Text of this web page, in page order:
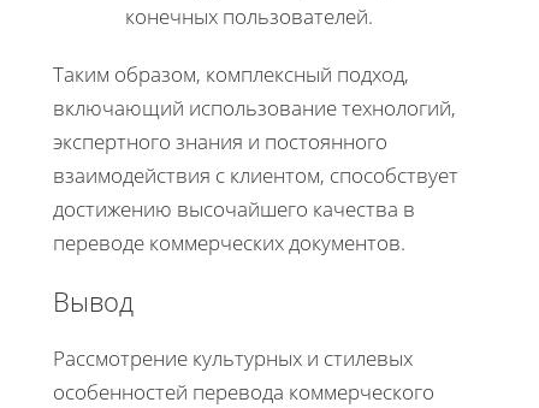
конечных пользователей.
Таким образом, комплексный подход,
включающий использование технологий,
экспертного знания и постоянного
взаимодействия с клиентом, способствует
достижению высочайшего качества в
переводе коммерческих документов.
Вывод
Рассмотрение культурных и стилевых
особенностей перевода коммерческого